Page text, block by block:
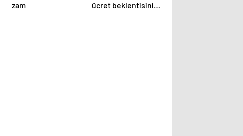
zam
ücret beklentisini